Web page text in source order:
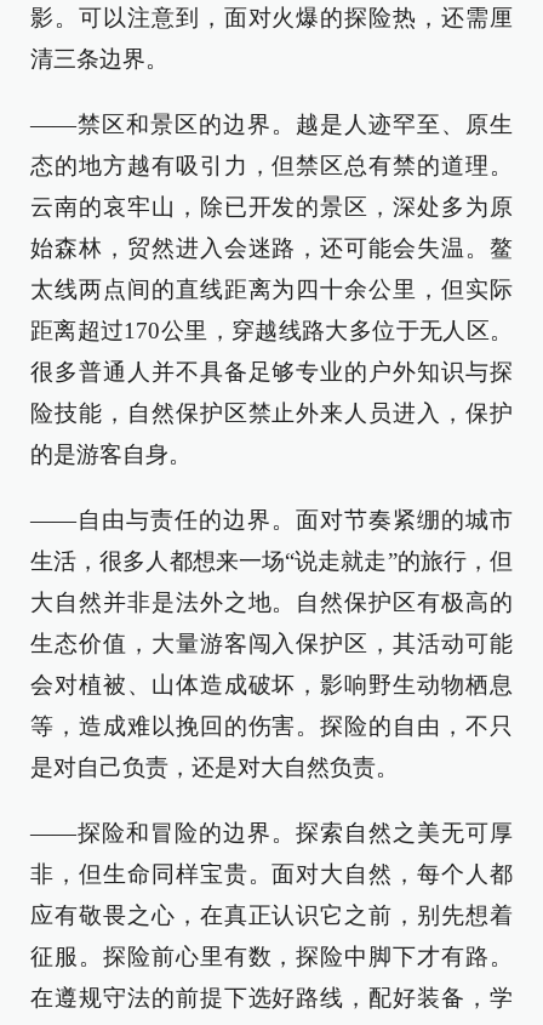
影。可以注意到，面对火爆的探险热，还需厘
清三条边界。
——禁区和景区的边界。越是人迹罕至、原生
态的地方越有吸引力，但禁区总有禁的道理。
云南的哀牢山，除已开发的景区，深处多为原
始森林，贸然进入会迷路，还可能会失温。鳌
太线两点间的直线距离为四十余公里，但实际
距离超过170公里，穿越线路大多位于无人区。
很多普通人并不具备足够专业的户外知识与探
险技能，自然保护区禁止外来人员进入，保护
的是游客自身。
——自由与责任的边界。面对节奏紧绷的城市
生活，很多人都想来一场“说走就走”的旅行，但
大自然并非是法外之地。自然保护区有极高的
生态价值，大量游客闯入保护区，其活动可能
会对植被、山体造成破坏，影响野生动物栖息
等，造成难以挽回的伤害。探险的自由，不只
是对自己负责，还是对大自然负责。
——探险和冒险的边界。探索自然之美无可厚
非，但生命同样宝贵。面对大自然，每个人都
应有敬畏之心，在真正认识它之前，别先想着
征服。探险前心里有数，探险中脚下才有路。
在遵规守法的前提下选好路线，配好装备，学